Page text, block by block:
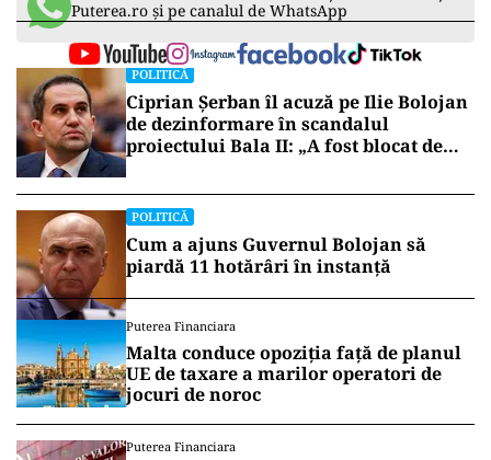
Puterea.ro și pe canalul de WhatsApp
POLITICĂ
Ciprian Șerban îl acuză pe Ilie Bolojan
de dezinformare în scandalul
proiectului Bala II: „A fost blocat de
POLITICĂ
Cum a ajuns Guvernul Bolojan să
piardă 11 hotărâri în instanță
Puterea Financiara
Malta conduce opoziția față de planul
UE de taxare a marilor operatori de
jocuri de noroc
Puterea Financiara